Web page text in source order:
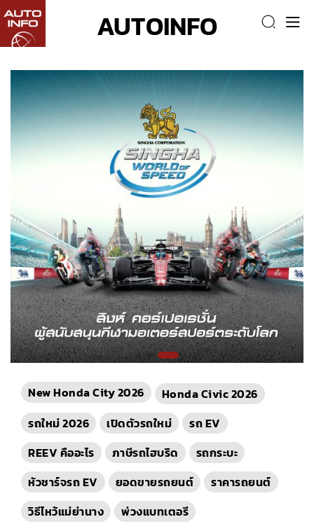
AUTOINFO
New Honda City 2026
Honda Civic 2026
รถใหม่ 2026
เปิดตัวรถใหม่
รถ EV
REEV คืออะไร
ภาษีรถไฮบริด
รถกระบะ
หัวชาร์จรถ EV
ยอดขายรถยนต์
ราคารถยนต์
วิธีไหว้แม่ย่านาง
พ่วงแบทเตอรี